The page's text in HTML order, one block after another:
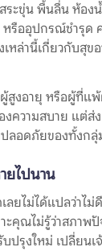
ระขุ่น พื้นลื่น ห้อง
หรืออุปกรณ์ชำรุด
เหล่านี้เกี่ยวกับสุ
สูงอายุ หรือผู้ที่แ
งความสบาย แต่ส่
ลอดภัยของทั้งกลุ่
ยไปนาน
ลยไม่ได้แปลว่าไม่
ะคุณไม่รู้ว่าสภาพ
บปรุงใหม่ เปลี่ยน